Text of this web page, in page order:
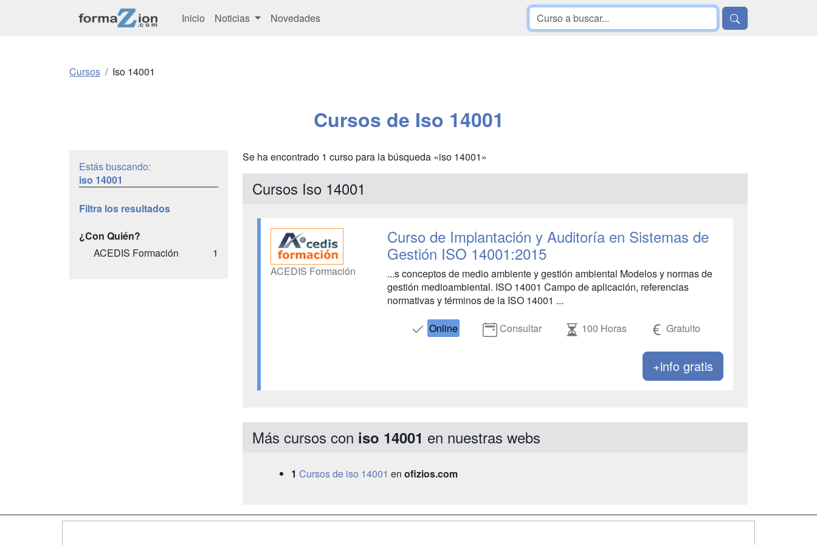
Inicio Noticias Novedades
Cursos Iso 14001
Cursos de Iso 14001
Estás buscando:
iso 14001
Filtra los resultados
¿Con Quién?
ACEDIS Formación
1
Se ha encontrado 1 curso para la búsqueda «iso 14001»
Cursos Iso 14001
ACEDIS Formación
Curso de Implantación y Auditoría en Sistemas de
Gestión ISO 14001:2015
...s conceptos de medio ambiente y gestión ambiental Modelos y normas de
gestión medioambiental. ISO 14001 Campo de aplicación, referencias
normativas y términos de la ISO 14001 ...
Online
Consultar 100 Horas Gratuito
+info gratis
Más cursos con iso 14001 en nuestras webs
1 Cursos de iso 14001 en ofizios.com